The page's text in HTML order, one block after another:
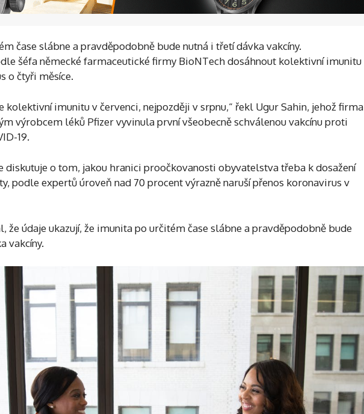
čase slábne a pravděpodobně bude nutná i třetí dávka vakcíny.
šéfa německé farmaceutické firmy BioNTech dosáhnout kolektivní imunitu
o čtyři měsíce.
kolektivní imunitu v červenci, nejpozději v srpnu,“ řekl Ugur Sahin, jehož firma
výrobcem léků Pfizer vyvinula první všeobecně schválenou vakcínu proti
19.
diskutuje o tom, jakou hranici proočkovanosti obyvatelstva třeba k dosažení
podle expertů úroveň nad 70 procent výrazně naruší přenos koronavirus v
že údaje ukazují, že imunita po určitém čase slábne a pravděpodobně bude
vakcíny.